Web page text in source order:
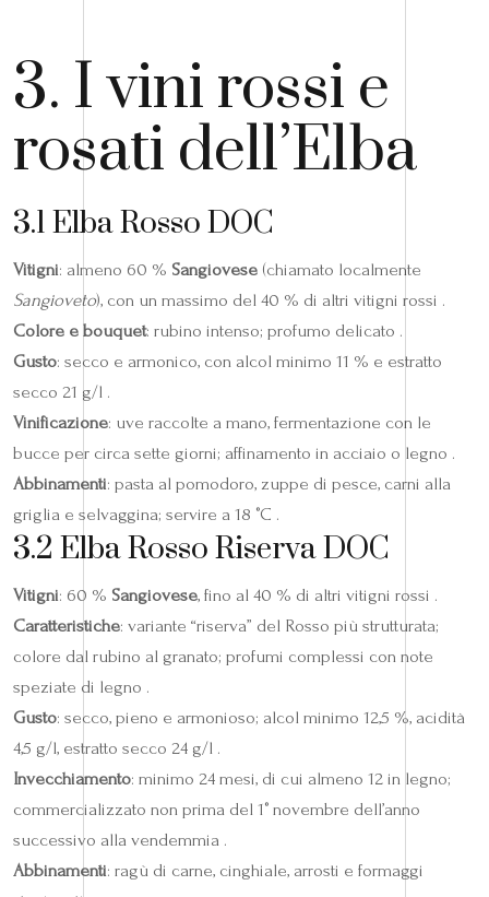
3. I vini rossi e
rosati dell’Elba
3.1 Elba Rosso DOC
Vitigni: almeno 60 % Sangiovese (chiamato localmente
Sangioveto), con un massimo del 40 % di altri vitigni rossi .
Colore e bouquet: rubino intenso; profumo delicato .
Gusto: secco e armonico, con alcol minimo 11 % e estratto
secco 21 g/l .
Vinificazione: uve raccolte a mano, fermentazione con le
bucce per circa sette giorni; affinamento in acciaio o legno .
Abbinamenti: pasta al pomodoro, zuppe di pesce, carni alla
griglia e selvaggina; servire a 18 °C .
3.2 Elba Rosso Riserva DOC
Vitigni: 60 % Sangiovese, fino al 40 % di altri vitigni rossi .
Caratteristiche: variante “riserva” del Rosso più strutturata;
colore dal rubino al granato; profumi complessi con note
speziate di legno .
Gusto: secco, pieno e armonioso; alcol minimo 12,5 %, acidità
4,5 g/l, estratto secco 24 g/l .
Invecchiamento: minimo 24 mesi, di cui almeno 12 in legno;
commercializzato non prima del 1° novembre dell’anno
successivo alla vendemmia .
Abbinamenti: ragù di carne, cinghiale, arrosti e formaggi